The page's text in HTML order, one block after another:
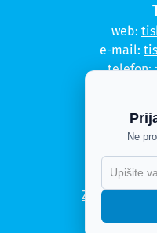
web:
e-mail:
telefon:
Zahtjev za
Ne